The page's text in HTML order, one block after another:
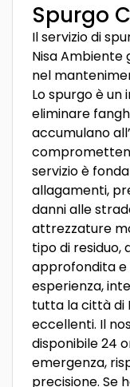
Spurgo
Il servizio di
Nisa Ambiente
nel
Lo spurgo è
eliminare
accumulano
servizio è
allagamenti,
danni alle
attrezzature
tipo di residuo,
approfondita e
esperienza,
tutta la città di
eccellenti. Il
disponibile 24
emergenza,
precisione. Se